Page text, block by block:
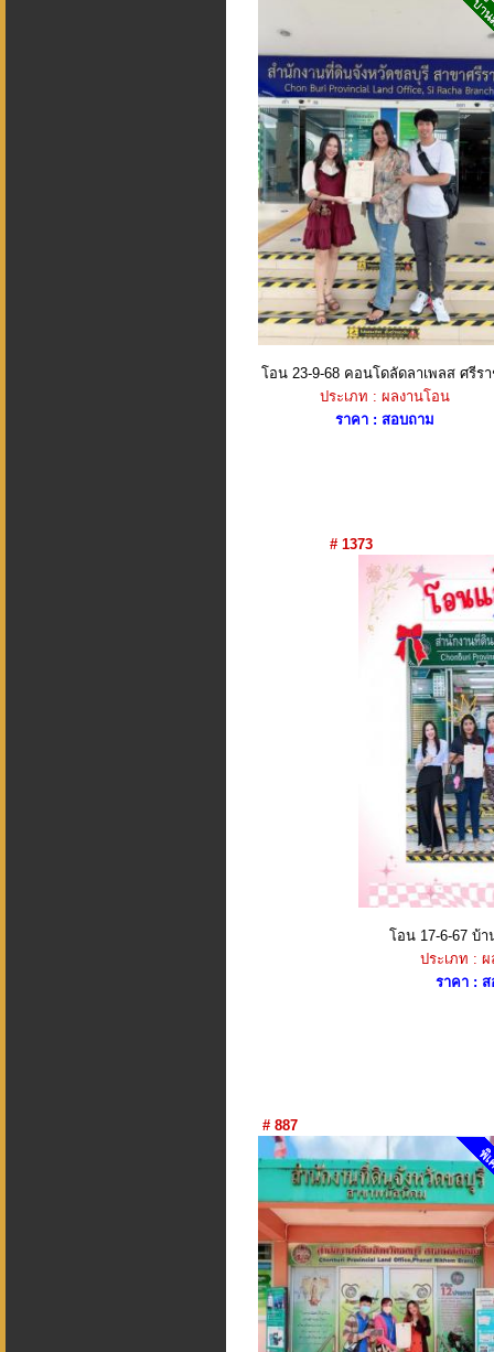
โอน 23-9-68 คอนโดลัดลาเพลส ศรีร
ประเภท : ผลงานโอน
ราคา : สอบถาม
# 1373
โอน 17-6-67 บ้
ประเภท :
ราคา :
# 887